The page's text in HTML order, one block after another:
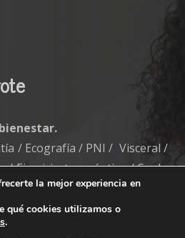
/ Ecografía / PNI / Visceral /
/ Ejercicio terapéutico / Suelo
por tu salud”
la mejor experiencia en
qué cookies utilizamos o
.